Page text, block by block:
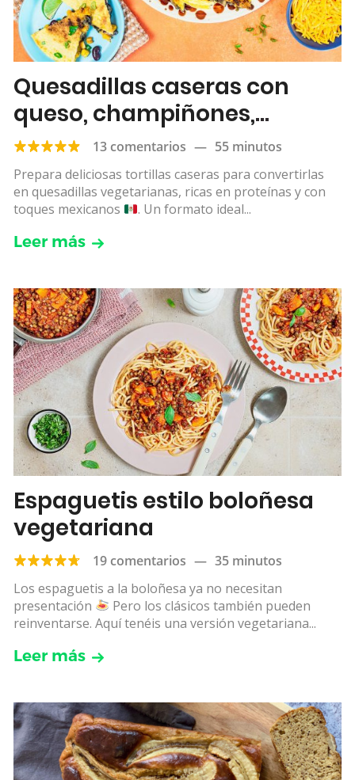
Quesadillas caseras con
queso, champiñones,
alubias y maíz
13 comentarios — 55 minutos
Prepara deliciosas tortillas caseras para convertirlas
en quesadillas vegetarianas, ricas en proteínas y con
toques mexicanos
. Un formato ideal...
Leer más
Espaguetis estilo boloñesa
vegetariana
19 comentarios — 35 minutos
Los espaguetis a la boloñesa ya no necesitan
presentación
Pero los clásicos también pueden
reinventarse. Aquí tenéis una versión vegetariana...
Leer más